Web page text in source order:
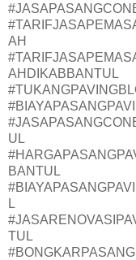
AH
AHDIKABBANTUL
UL
BANTUL
L
TUL